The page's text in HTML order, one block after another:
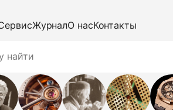
ЖурналО насКонтакты